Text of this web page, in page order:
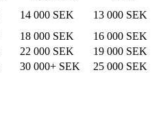
14 000 SEK
13 000 SEK
18 000 SEK
16 000 SEK
22 000 SEK
19 000 SEK
30 000+ SEK 25 000 SEK